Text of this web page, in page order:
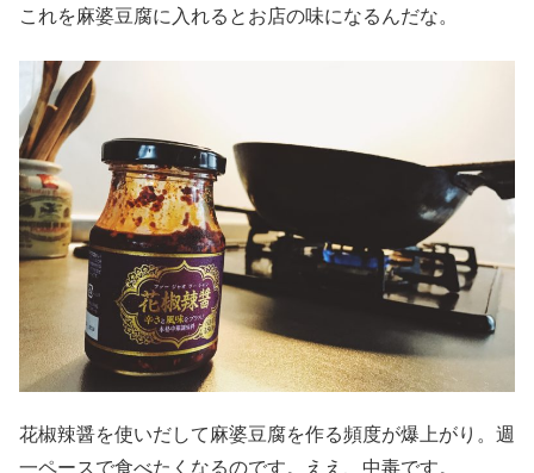
これを麻婆豆腐に入れるとお店の味になるんだな。
花椒辣醤を使いだして麻婆豆腐を作る頻度が爆上がり。週
一ペースで食べたくなるのです。ええ、中毒です。